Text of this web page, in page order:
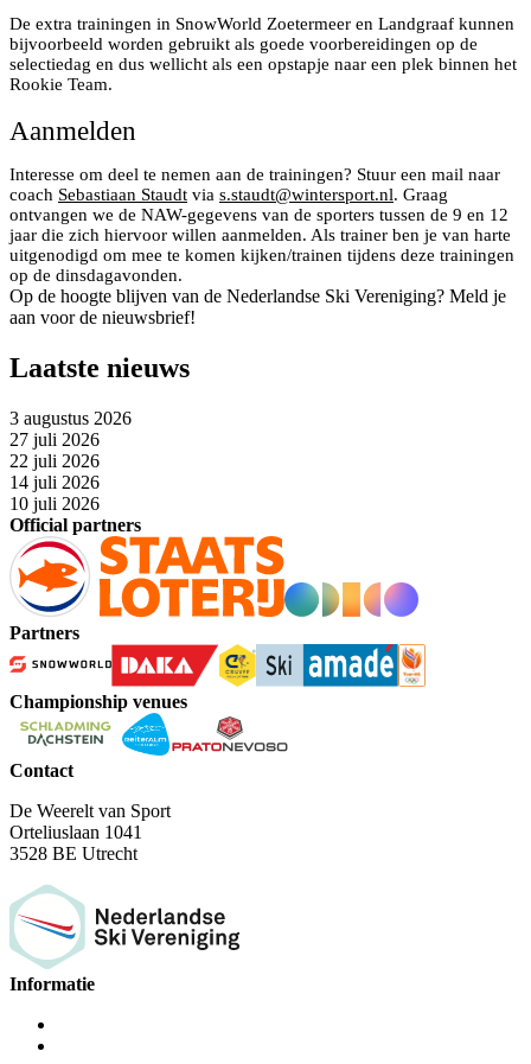
De extra trainingen in SnowWorld Zoetermeer en Landgraaf kunnen
bijvoorbeeld worden gebruikt als goede voorbereidingen op de
selectiedag en dus wellicht als een opstapje naar een plek binnen het
Rookie Team.
Aanmelden
Interesse om deel te nemen aan de trainingen? Stuur een mail naar
coach Sebastiaan Staudt via s.staudt@wintersport.nl. Graag
ontvangen we de NAW-gegevens van de sporters tussen de 9 en 12
jaar die zich hiervoor willen aanmelden. Als trainer ben je van harte
uitgenodigd om mee te komen kijken/trainen tijdens deze trainingen
op de dinsdagavonden.
Op de hoogte blijven van de Nederlandse Ski Vereniging? Meld je
aan voor de nieuwsbrief!
Laatste nieuws
3 augustus 2026
27 juli 2026
22 juli 2026
14 juli 2026
10 juli 2026
Official partners
Partners
Championship venues
Contact
De Weerelt van Sport
Orteliuslaan 1041
3528 BE Utrecht
Informatie